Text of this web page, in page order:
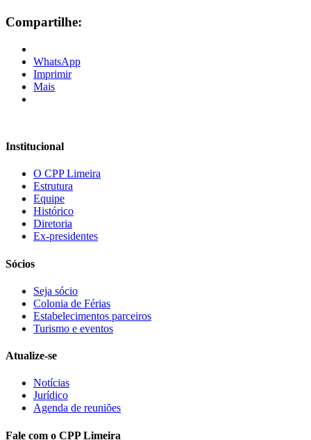
Compartilhe:
WhatsApp
Imprimir
Mais
Institucional
O CPP Limeira
Estrutura
Equipe
Histórico
Diretoria
Ex-presidentes
Sócios
Seja sócio
Colonia de Férias
Estabelecimentos parceiros
Turismo e eventos
Atualize-se
Notícias
Jurídico
Agenda de reuniões
Fale com o CPP Limeira